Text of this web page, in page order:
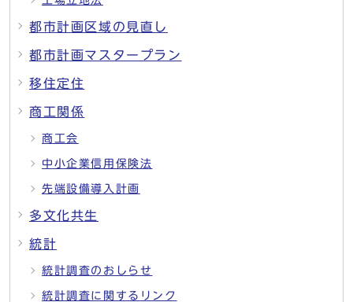
都市計画区域の見直し
都市計画マスタープラン
移住定住
商工関係
商工会
中小企業信用保険法
先端設備導入計画
多文化共生
統計
統計調査のおしらせ
統計調査に関するリンク